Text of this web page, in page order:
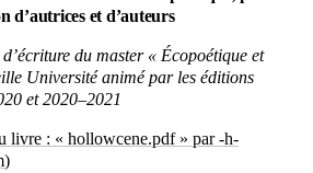
d’autrices et d’auteurs
d’écriture du master « Écopoétique et
Université animé par les éditions
et 2020–2021
livre : « hollowcene.pdf » par -h-
)